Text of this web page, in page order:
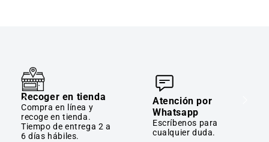
Recoger en tienda
Compra en línea y
recoge en tienda.
Tiempo de entrega 2 a
6 días hábiles.
Atención por
Whatsapp
Escríbenos para
cualquier duda.